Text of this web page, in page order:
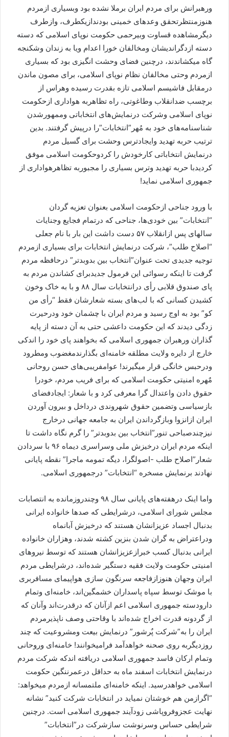
ورهبرانش برای مردم ایران برملا نشده بود وبسیاری ازمردم
هنوزمنتظرتحقق وعدهای خمینی بودندازیکطرف، وازطرف
دیگرمشاهده قساوت وبیرحمی حکومت نوپای اسلامی که دسته
دسته ازدگراندیشان ومخالفان خورا اعدام ویا به زندان وشکنجه
گاه میکشاندند، درچنین فضای وحشت انگیزی بود که بسیاری
ازمردم وحتی مخالفان نظام نوپای اسلامی، برای مصون ماندن
درمقابل فاشیسم اسلامی تازه بقدرت رسیده وهراس از
برچسب ضدانقلاب وطاغوتی، راه تظاهربه هواداری ازحکومت
نوپای اسلامی وشرکت درنمایش‌های انتخاباتی وممهورشدن
شناسنامه‌های خود به مُهر”انتخابات”را درپیش گرفتند. بدین
ترتیب حربه تهدید وایجادترس وحشت برای گسیل مردم
درنمایش انتخاباتی کارخودش را کردوحکومت اسلامی موفق
کردیدبا حربه تهدید وترس بسیاری را مجبوربه تظاهرهواداری از
جمهوری اسلامی نماید!
با ورود جناحی ازحکومت اسلامی بعنوان تعزیه گردان
“انتخابات” بین خودی‌ها، جناحی که درتمام فجایع وجنایات
سالهای پس ازانقلاب ۵۷ دست داشت این بار با نام جعلی
“اصلاح طلب”، شرکت درنمایش انتخابات برای بسیاری ازمردم
توجیه جدیدی تحت عنوان”انتخاب بین بدوبدتر” درحافظه مردم
گرفت تا اینکه رسوائی این فرمول جدیدبرای کشاندن مردم به
پای صندوق قلابی رأی درانتخابات سال ۸۸ و با به خاک وخون
کشیدن کسانی که با لب‌های بسته شعارشان فقط “رأی من
کو” بود به اوج رسید و مردم ایران با چشمان خود ودرحیرت
زدگی دیدند که این حکومت داعشی حتی به آن دسته از پایه
گذاران ورهبران جمهوری اسلامی که بخواهند پای خود را اندکی
خارج از دایره ولایت مطلقه خامنه‌ای بگذارندمغضوب ومطرود
ودرحبس خانگی قرار میگیرند! عوامفریبی‌های حسن روحانی
مٌهره امنیتی حکومت اسلامی که برای فریب مردم، خودرا
حقوق دادن واعتدال گرا معرفی کرد و با شعار: ایجادفضای
بازسیاسی وتضمین حقوق شهروندی درداخل و بیرون آوردن
ایران ازانزوا وبازگرداندن ایران به جامعه جهانی درخارج
نیزچندصباحی تنور”انتخاب بین بدوبدتر” را گرم نگاه داشت تا
اینکه مردم ایران درخیزش ملی وسراسری دیماه ۹۶ با سردادن
شعار”اصلاح طلب -اصولگرا، دیگه تمومه ماجرا” نقطه پایانی
نهادند برنمایش مسخره “انتخابات” درجمهوری اسلامی.
واما اینک درهفته‌های پایانی سال ۹۸ وچندروزمانده به انتصابات
مجلس شورای اسلامی، درشرایطی که صدها خانواده ایرانی
بدنبال اجساد عزیزانشان هستند که درخیزش آبانماه
ودراعتراض به گران شدن بنزین کشته شدند، وهزاران خانواده
ایرانی بدنبال کسب خبرازعزیزانشان هستند که توسط نیروهای
امنیتی حکومت ولایت فقیه دستگیر شده‌اند، درشرایطی مردم
ایران وجهان هنوزازفاجعه سرنگون سازی هواپیمای مسافربری
با موشک توسط سپاه پاسداران خشمگین‌اند، خامنه‌ای وتمام
دارودسته جمهوری اسلامی اعم ازآنان که درقدرت‌اند وآنان که
از گردونه قدرت اخراج شده‌اند با وقاحتی وصف ناپذیرمردم
ایران را به”شرکت پٌرشور” درنمایش بیعت ومشروعیت که چند
روزدیگربه روی صحنه خواهدآمد فرامیخوانند! خامنه‌ای وروحانی
وتمام ارکان فاسد جمهوری اسلامی دریافته اندکه شرکت مردم
درنمایش انتخابات اسفند ماه به حداقل درعمرننگین حکومت
اسلامی خواهدرسید. اینکه خامنه‌ای ملتمسانه ازمردم میخواهد:
“اگرازمن هم خوشتان نمیاید در انتخابات شرکت کنید” نشانه
نهایت عجزوفروپاشی زودآیند جمهوری اسلامی است. درچنین
شرایطی حساس وسرنوشت سازشرکت در”انتخابات”